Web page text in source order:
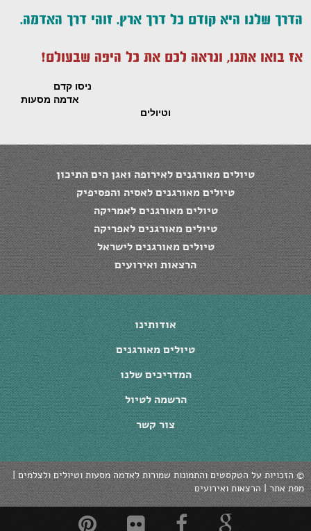
הדרך שלנו היא קודם כל דרך ארץ. זוהי דרך האדמה.
אז בואו אתנו, ונראה לכם את כל היפה שבעולם!
ניסו קדם
אדמה מסעות
וטיולים
טיולים מאורגנים לאירופה ואגן הים התיכון
טיולים מאורגנים לאסיה והפסיפיק
טיולים מאורגנים לאמריקה
טיולים מאורגנים לאפריקה
טיולים מאורגנים לישראל
הרצאות ואירועים
אודותינו
טיולים מאורגנים
המדריכים שלנו
הרשמה לטיול
צור קשר
© ‫הזכויות על הטקסטים והתמונות שמורות לאדמה מסעות וטיולים ולצלמים |
מפת אתר|הרצאות ואירועים